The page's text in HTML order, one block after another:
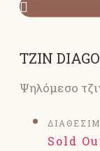
ΤΖΙΝ
Ψηλόμεσο
Sold